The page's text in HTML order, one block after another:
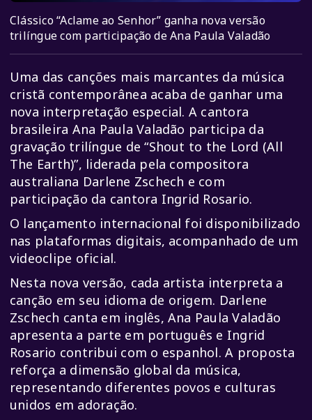
Clássico “Aclame ao Senhor” ganha nova versão
trilíngue com participação de Ana Paula Valadão
Uma das canções mais marcantes da música
cristã contemporânea acaba de ganhar uma
nova interpretação especial. A cantora
brasileira Ana Paula Valadão participa da
gravação trilíngue de “Shout to the Lord (All
The Earth)”, liderada pela compositora
australiana Darlene Zschech e com
participação da cantora Ingrid Rosario.
O lançamento internacional foi disponibilizado
nas plataformas digitais, acompanhado de um
videoclipe oficial.
Nesta nova versão, cada artista interpreta a
canção em seu idioma de origem. Darlene
Zschech canta em inglês, Ana Paula Valadão
apresenta a parte em português e Ingrid
Rosario contribui com o espanhol. A proposta
reforça a dimensão global da música,
representando diferentes povos e culturas
unidos em adoração.